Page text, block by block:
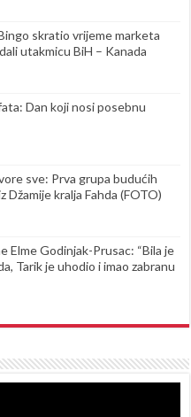
skratio vrijeme marketa
utakmicu BiH – Kanada
Dan koji nosi posebnu
sve: Prva grupa budućih
Džamije kralja Fahda (FOTO)
Elme Godinjak-Prusac: “Bila je
Tarik je uhodio i imao zabranu